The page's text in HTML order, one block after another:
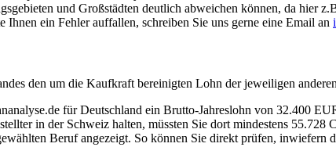
und Großstädten deutlich abweichen können, da hier
ein Fehler auffallen, schreiben Sie uns gerne eine Email an
den um die Kaufkraft bereinigten Lohn der jeweiligen
für Deutschland ein Brutto-Jahreslohn von 32.400
in der Schweiz halten, müssten Sie dort mindestens 55.728
Beruf angezeigt. So können Sie direkt prüfen,